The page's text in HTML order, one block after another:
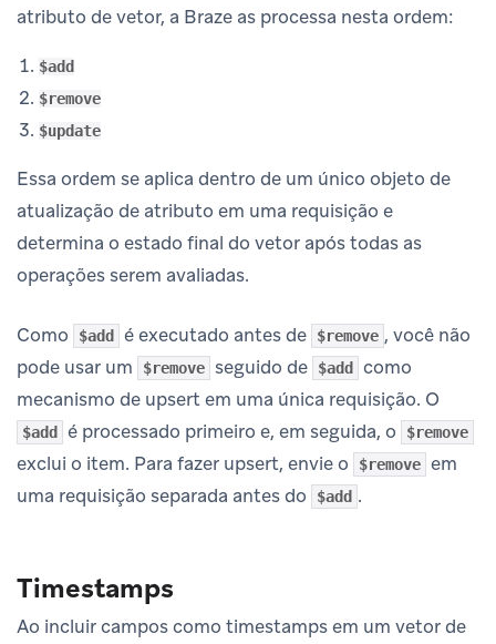
atributo de vetor, a Braze as processa nesta ordem:
$add
$remove
$update
Essa ordem se aplica dentro de um único objeto de
atualização de atributo em uma requisição e
determina o estado final do vetor após todas as
operações serem avaliadas.
Como $add é executado antes de $remove , você não
pode usar um
$remove seguido de $add
como
mecanismo de upsert em uma única requisição. O
$add é processado primeiro e, em seguida, o $remove
exclui o item. Para fazer upsert, envie o $remove em
uma requisição separada antes do
$add .
Timestamps
Ao incluir campos como timestamps em um vetor de